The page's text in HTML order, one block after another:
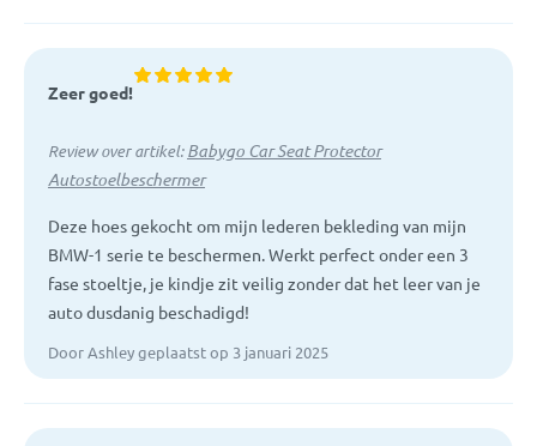
Zeer goed!
Review over artikel:Babygo Car Seat Protector
Autostoelbeschermer
Deze hoes gekocht om mijn lederen bekleding van mijn
BMW-1 serie te beschermen. Werkt perfect onder een 3
fase stoeltje, je kindje zit veilig zonder dat het leer van je
auto dusdanig beschadigd!
Door Ashley geplaatst op 3 januari 2025